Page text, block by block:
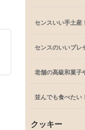
センスいい手土産
センスのいいプレ
老舗の高級和菓子
並んでも食べたい
クッキー